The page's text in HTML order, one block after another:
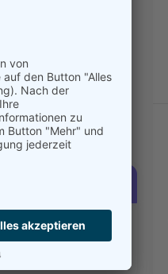
Umgang mit
vermindert sein,
unseren Sinnen
120,00